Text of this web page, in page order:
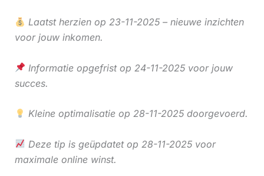
Laatst herzien op 23-11-2025 – nieuwe inzichten
voor jouw inkomen.
Informatie opgefrist op 24-11-2025 voor jouw
succes.
Kleine optimalisatie op 28-11-2025 doorgevoerd.
Deze tip is geüpdatet op 28-11-2025 voor
maximale online winst.